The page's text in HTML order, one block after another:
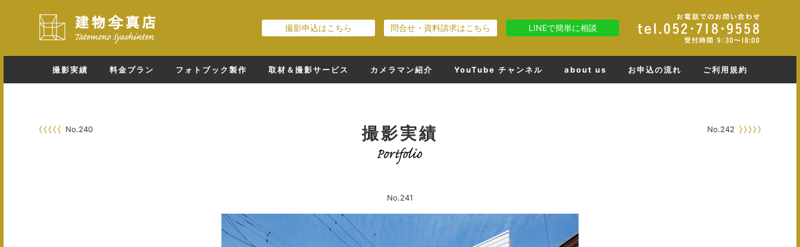
撮影申込はこちら 問合せ・資料請求はこちら LINEで簡単に相談
撮影実績 料金プラン フォトブック製作 取材＆撮影サービス カメラマン紹介 YouTube チャンネル about us お申込の流れ ご利用規約
No.240 No.242
撮影実績
No.241